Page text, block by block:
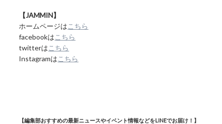
【JAMMIN】
ホームページはこちら
facebookはこちら
twitterはこちら
Instagramはこちら
【編集部おすすめの最新ニュースやイベント情報などをLINEでお届け！】